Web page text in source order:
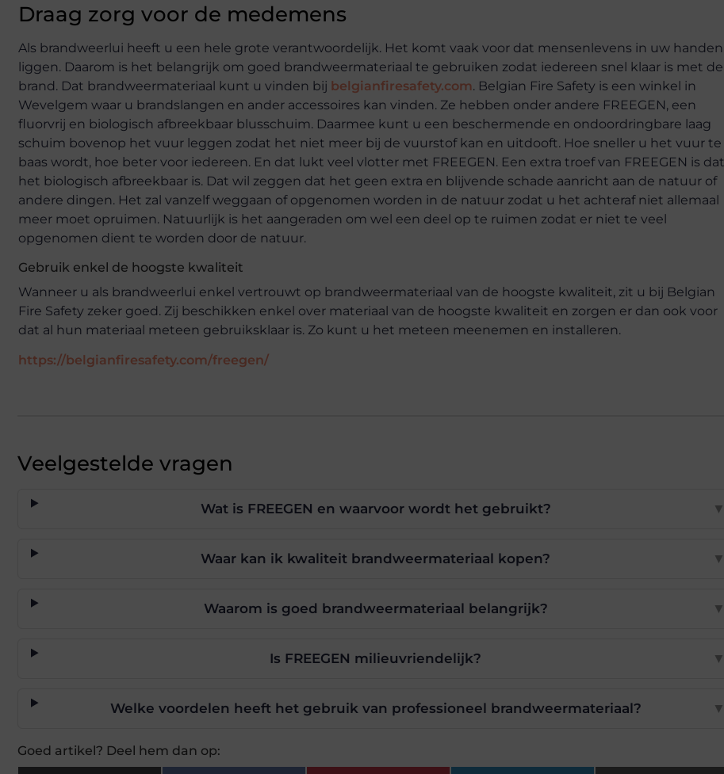
Draag zorg voor de medemens
Als brandweerlui heeft u een hele grote verantwoordelijk. Het komt vaak voor dat mensenlevens in uw handen
liggen. Daarom is het belangrijk om goed brandweermateriaal te gebruiken zodat iedereen snel klaar is met de
brand. Dat brandweermateriaal kunt u vinden bij belgianfiresafety.com. Belgian Fire Safety is een winkel in
Wevelgem waar u brandslangen en ander accessoires kan vinden. Ze hebben onder andere FREEGEN, een
fluorvrij en biologisch afbreekbaar blusschuim. Daarmee kunt u een beschermende en ondoordringbare laag
schuim bovenop het vuur leggen zodat het niet meer bij de vuurstof kan en uitdooft. Hoe sneller u het vuur te
baas wordt, hoe beter voor iedereen. En dat lukt veel vlotter met FREEGEN. Een extra troef van FREEGEN is dat
het biologisch afbreekbaar is. Dat wil zeggen dat het geen extra en blijvende schade aanricht aan de natuur of
andere dingen. Het zal vanzelf weggaan of opgenomen worden in de natuur zodat u het achteraf niet allemaal
meer moet opruimen. Natuurlijk is het aangeraden om wel een deel op te ruimen zodat er niet te veel
opgenomen dient te worden door de natuur.
Gebruik enkel de hoogste kwaliteit
Wanneer u als brandweerlui enkel vertrouwt op brandweermateriaal van de hoogste kwaliteit, zit u bij Belgian
Fire Safety zeker goed. Zij beschikken enkel over materiaal van de hoogste kwaliteit en zorgen er dan ook voor
dat al hun materiaal meteen gebruiksklaar is. Zo kunt u het meteen meenemen en installeren.
https://belgianfiresafety.com/freegen/
Veelgestelde vragen
Wat is FREEGEN en waarvoor wordt het gebruikt? ▼
Waar kan ik kwaliteit brandweermateriaal kopen? ▼
Waarom is goed brandweermateriaal belangrijk? ▼
Is FREEGEN milieuvriendelijk? ▼
Welke voordelen heeft het gebruik van professioneel brandweermateriaal? ▼
Goed artikel? Deel hem dan op: